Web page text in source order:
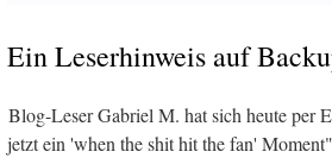
Ein Leserhinweis auf
Blog-Leser Gabriel M. hat sich heute per
jetzt ein 'when the shit hit the fan'